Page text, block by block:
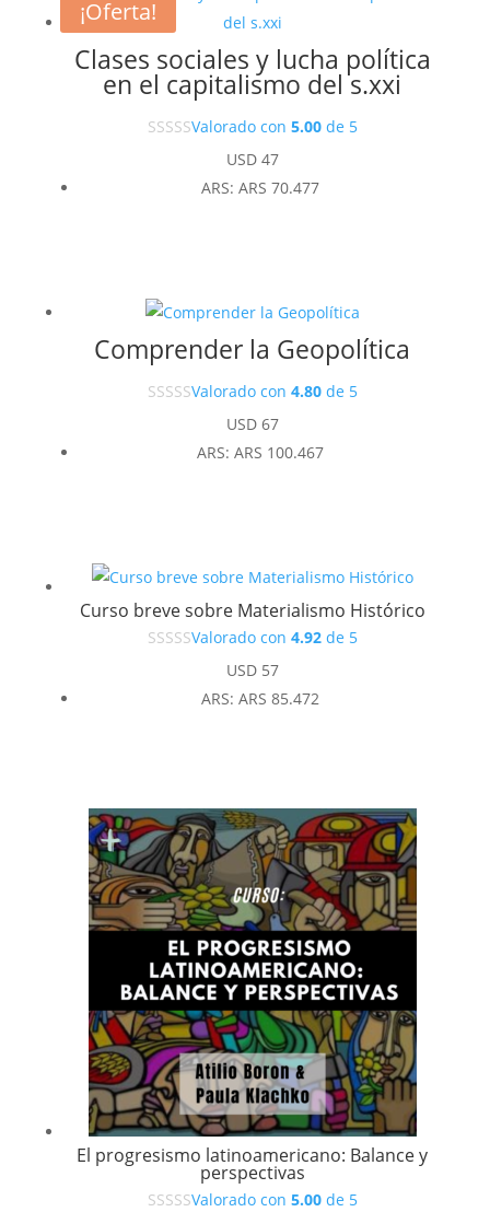
Clases sociales y lucha política
en el capitalismo del s.xxi
Valorado con 5.00de 5
USD47
ARS: ARS 70.477
Comprender la Geopolítica
Valorado con 4.80de 5
USD67
ARS: ARS 100.467
Curso breve sobre Materialismo Histórico
Valorado con 4.92de 5
USD57
ARS: ARS 85.472
¡Oferta!
El progresismo latinoamericano: Balance y
perspectivas
Valorado con 5.00de 5